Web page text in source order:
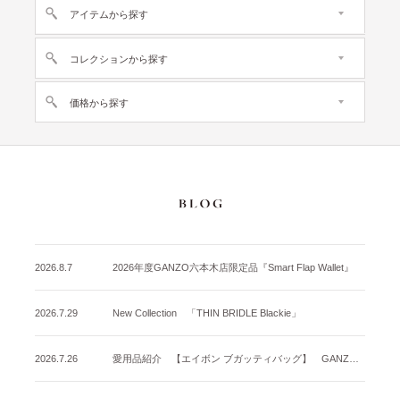
アイテムから探す
コレクションから探す
価格から探す
2026.8.7 2026年度GANZO六本木店限定品『Smart Flap Wallet』
2026.7.29 New Collection 「THIN BRIDLE Blackie」
2026.7.26